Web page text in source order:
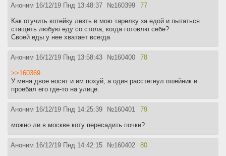
Аноним 16/12/19 Пнд 13:48:37 №160399 77
Как отучить котейку лезть в мою тарелку за едой и пытаться
стащить любую еду со стола, когда готовлю себе?
Своей еды у нее хватает всегда
Аноним 16/12/19 Пнд 13:58:43 №160400 78
>>160369
У меня двое носят и им похуй, а один расстегнул ошейник и
проебал его где-то на улице.
Аноним 16/12/19 Пнд 14:25:39 №160401 79
можно ли в москве коту пересадить почки?
Аноним 16/12/19 Пнд 14:42:15 №160402 80